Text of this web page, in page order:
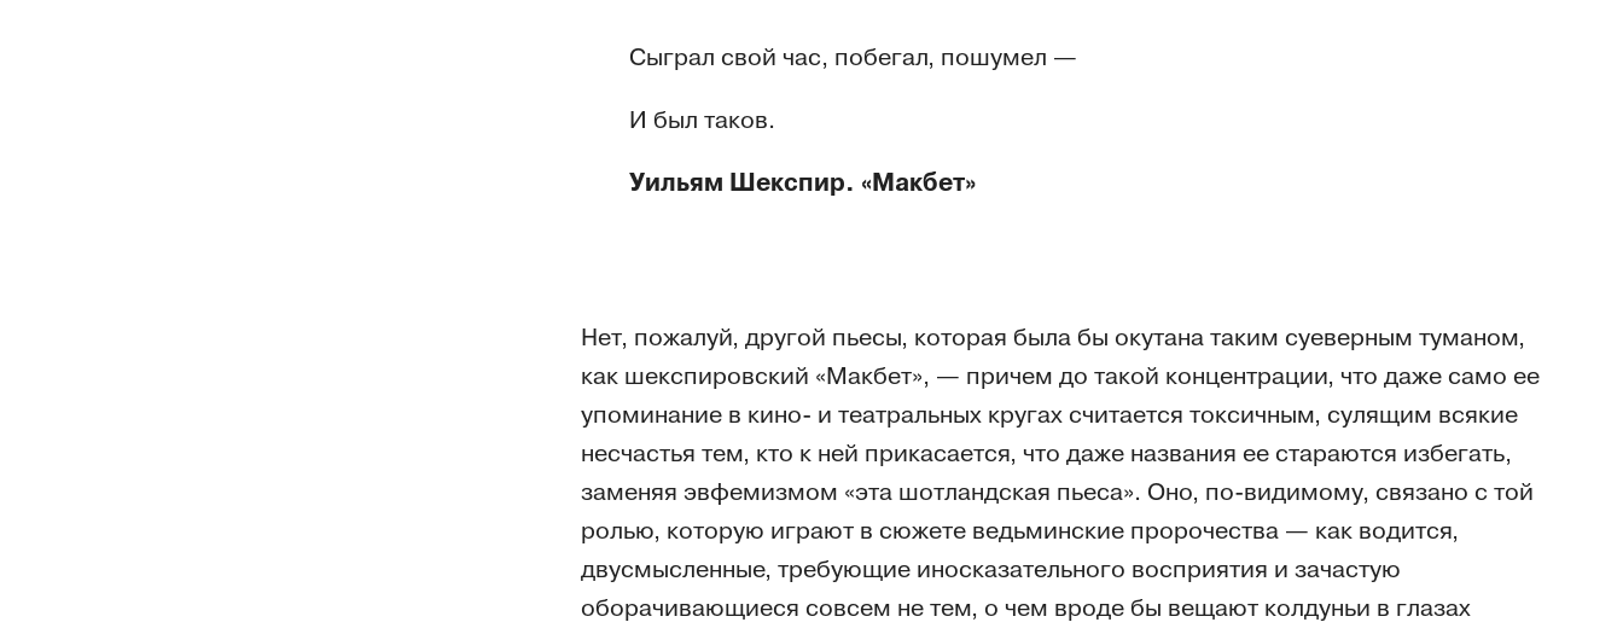
Сыграл свой час, побегал, пошумел —
И был таков.
Уильям Шекспир. «Макбет»
Нет, пожалуй, другой пьесы, которая была бы окутана таким суеверным туманом,
как шекспировский «Макбет», — причем до такой концентрации, что даже само ее
упоминание в кино- и театральных кругах считается токсичным, сулящим всякие
несчастья тем, кто к ней прикасается, что даже названия ее стараются избегать,
заменяя эвфемизмом «эта шотландская пьеса». Оно, по-видимому, связано с той
ролью, которую играют в сюжете ведьминские пророчества — как водится,
двусмысленные, требующие иносказательного восприятия и зачастую
оборачивающиеся совсем не тем, о чем вроде бы вещают колдуньи в глазах